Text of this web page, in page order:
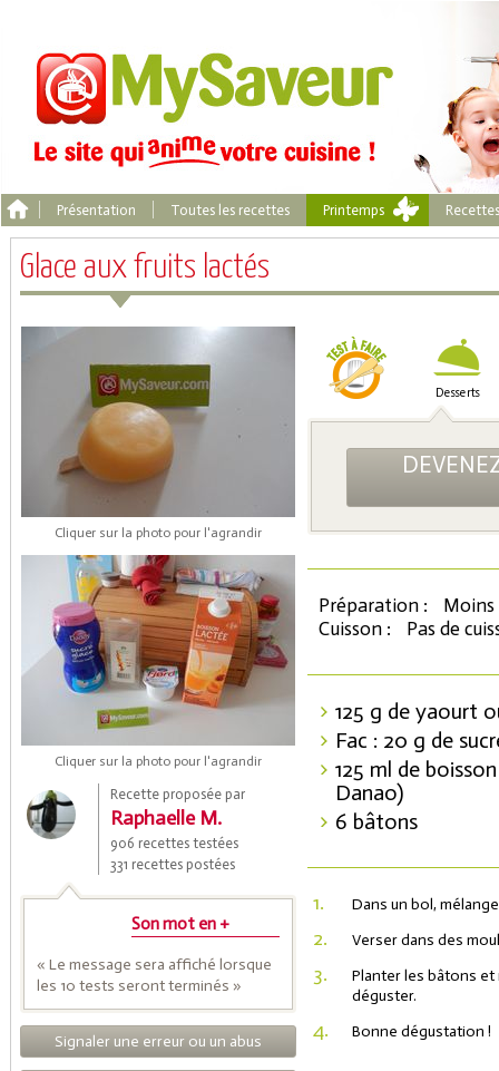
Présentation Toutes les recettes Printemps
Glace aux fruits lactés
Cliquer sur la photo pour l'agrandir
Cliquer sur la photo pour l'agrandir
Recette proposée par
Raphaelle M.
906 recettes testées
331 recettes postées
Son mot en +
« Le message sera affiché lorsque
les 10 tests seront terminés »
Signaler une erreur ou un abus
Desserts
Préparation :
Moins
Cuisson :
Pas de
125 g de yaourt
Fac : 20 g de
125 ml de
Danao)
6 bâtons
1. Dans un bol,
2. Verser dans des
3.
Planter les bâtons et
déguster.
4. Bonne dégustation !
Coupons de réduction
Saveurs de l'Année